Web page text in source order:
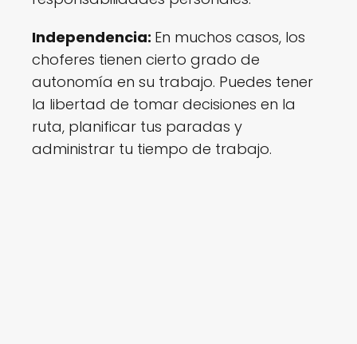
Independencia: En muchos casos, los
choferes tienen cierto grado de
autonomía en su trabajo. Puedes tener
la libertad de tomar decisiones en la
ruta, planificar tus paradas y
administrar tu tiempo de trabajo.